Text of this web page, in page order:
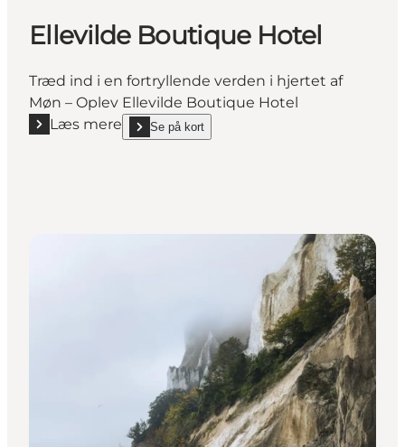
Ellevilde Boutique Hotel
Træd ind i en fortryllende verden i hjertet af
Møn – Oplev Ellevilde Boutique Hotel
Læs mere
Læs mere "Ellevilde Boutique Hotel"
Se på kort
show Ellevilde Boutique Hotel on_map